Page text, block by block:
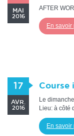
MAI
2016
AFTER
En savoir
17
AVR.
2016
Course
Le
Lieu: à côté
En savoir